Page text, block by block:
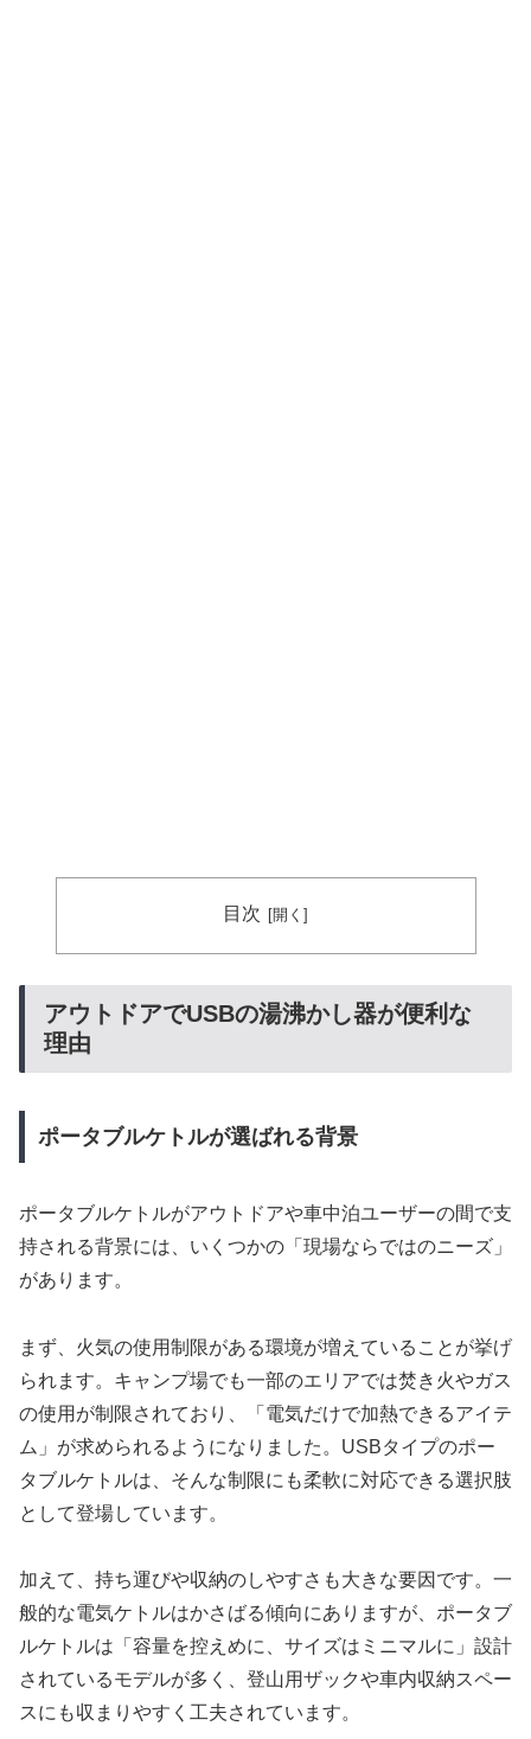
目次
アウトドアでUSBの湯沸かし器が便利な
理由
ポータブルケトルが選ばれる背景
ポータブルケトルがアウトドアや車中泊ユーザーの間で支
持される背景には、いくつかの「現場ならではのニーズ」
があります。
まず、火気の使用制限がある環境が増えていることが挙げ
られます。キャンプ場でも一部のエリアでは焚き火やガス
の使用が制限されており、「電気だけで加熱できるアイテ
ム」が求められるようになりました。USBタイプのポー
タブルケトルは、そんな制限にも柔軟に対応できる選択肢
として登場しています。
加えて、持ち運びや収納のしやすさも大きな要因です。一
般的な電気ケトルはかさばる傾向にありますが、ポータブ
ルケトルは「容量を控えめに、サイズはミニマルに」設計
されているモデルが多く、登山用ザックや車内収納スペー
スにも収まりやすく工夫されています。